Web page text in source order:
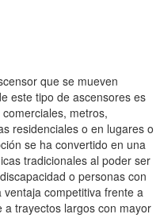
que se mueven
este tipo de ascensores es
metros,
residenciales o en lugares o
se ha convertido en una
tradicionales al poder ser
o personas con
competitiva frente a
a trayectos largos con mayor